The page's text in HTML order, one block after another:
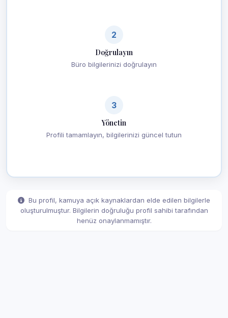
2
Doğrulayın
Büro bilgilerinizi doğrulayın
3
Yönetin
Profili tamamlayın, bilgilerinizi güncel tutun
Bu profil, kamuya açık kaynaklardan elde edilen bilgilerle
oluşturulmuştur. Bilgilerin doğruluğu profil sahibi tarafından
henüz onaylanmamıştır.